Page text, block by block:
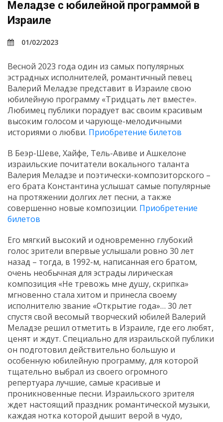
Меладзе с юбилейной программой в
Израиле
01/02/2023
Весной 2023 года один из самых популярных
эстрадных исполнителей, романтичный певец
Валерий Меладзе представит в Израиле свою
юбилейную программу «Тридцать лет вместе».
Любимец публики порадует вас своим красивым
высоким голосом и чарующе-мелодичными
историями о любви. Приобретение билетов
В Беэр-Шеве, Хайфе, Тель-Авиве и Ашкелоне
израильские почитатели вокального таланта
Валерия Меладзе и поэтически-композиторского –
его брата Константина услышат самые популярные
на протяжении долгих лет песни, а также
совершенно новые композиции. Приобретение
билетов
Его мягкий высокий и одновременно глубокий
голос зрители впервые услышали ровно 30 лет
назад – тогда, в 1992-м, написанная его братом,
очень необычная для эстрады лирическая
композиция «Не тревожь мне душу, скрипка»
мгновенно стала хитом и принесла своему
исполнителю звание «Открытие года»… 30 лет
спустя свой весомый творческий юбилей Валерий
Меладзе решил отметить в Израиле, где его любят,
ценят и ждут. Специально для израильской публики
он подготовил действительно большую и
особенную юбилейную программу, для которой
тщательно выбрал из своего огромного
репертуара лучшие, самые красивые и
проникновенные песни. Израильского зрителя
ждет настоящий праздник романтической музыки,
каждая нотка которой дышит верой в чудо,